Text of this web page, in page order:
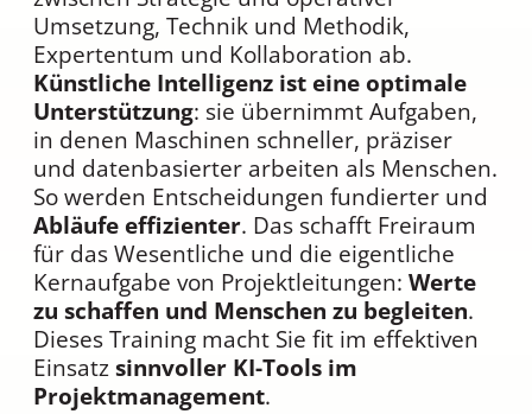
Umsetzung, Technik und Methodik,
Expertentum und Kollaboration ab.
Künstliche Intelligenz ist eine optimale
Unterstützung: sie übernimmt Aufgaben,
in denen Maschinen schneller, präziser
und datenbasierter arbeiten als Menschen.
So werden Entscheidungen fundierter und
Abläufe effizienter. Das schafft Freiraum
für das Wesentliche und die eigentliche
Kernaufgabe von Projektleitungen: Werte
zu schaffen und Menschen zu begleiten.
Dieses Training macht Sie fit im effektiven
Einsatzsinnvoller KI-Tools im
Projektmanagement.